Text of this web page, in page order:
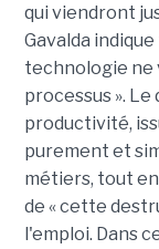
qui viendront
Gavalda
technologie ne
processus ».
productivité,
purement et
métiers, tout
de « cette
l'emploi. Dans